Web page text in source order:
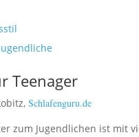
Teenager
Schlafenguru.de
zum Jugendlichen ist mit